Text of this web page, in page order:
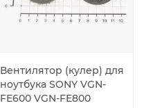
Вентилятор (кулер) для
ноутбука SONY VGN-
FE600 VGN-FE800